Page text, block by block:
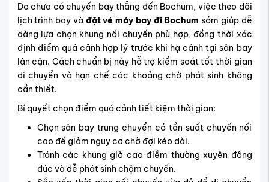
Do chưa có chuyến bay thẳng đến Bochum, việc theo dõi
lịch trình bay và đặt vé máy bay đi Bochum sớm giúp dễ
dàng lựa chọn khung nối chuyến phù hợp, đồng thời xác
định điểm quá cảnh hợp lý trước khi hạ cánh tại sân bay
lân cận. Cách chuẩn bị này hỗ trợ kiểm soát tốt thời gian
di chuyển và hạn chế các khoảng chờ phát sinh không
cần thiết.
Bí quyết chọn điểm quá cảnh tiết kiệm thời gian:
Chọn sân bay trung chuyển có tần suất chuyến nối
cao để giảm nguy cơ chờ đợi kéo dài.
Tránh các khung giờ cao điểm thường xuyên đông
đúc và dễ phát sinh chậm chuyến.